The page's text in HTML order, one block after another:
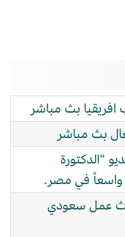
بث مباشر
بث مباشر
“الدكتورة
واسعاً في مصر.
عمل سعودي